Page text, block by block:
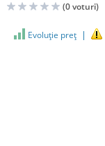
(0voturi)
Evoluţie preţ